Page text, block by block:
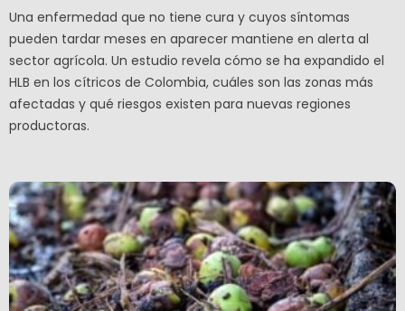
Una enfermedad que no tiene cura y cuyos síntomas
pueden tardar meses en aparecer mantiene en alerta al
sector agrícola. Un estudio revela cómo se ha expandido el
HLB en los cítricos de Colombia, cuáles son las zonas más
afectadas y qué riesgos existen para nuevas regiones
productoras.